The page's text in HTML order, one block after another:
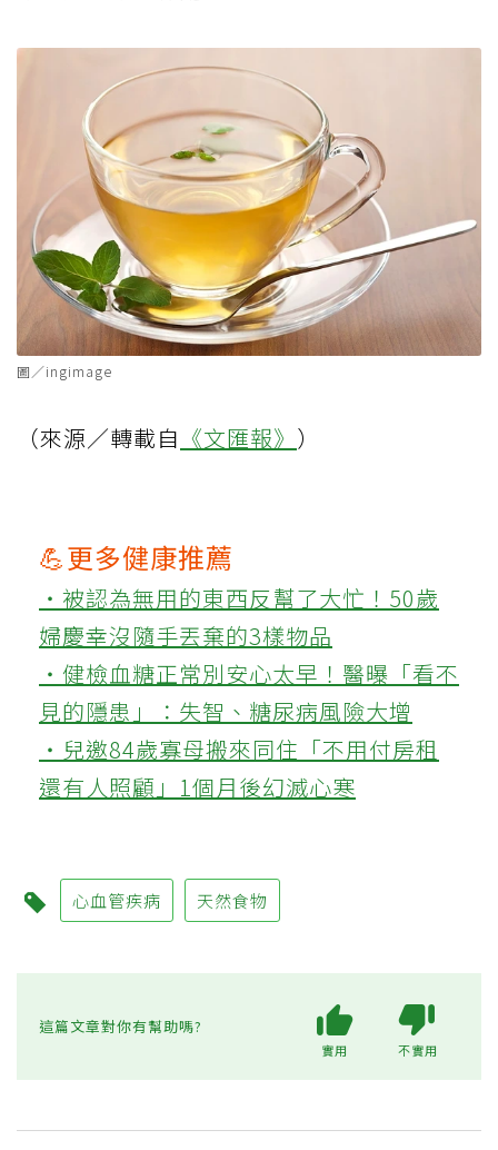
圖／ingimage
（來源／轉載自 《文匯報》 ）
💪更多健康推薦
‧被認為無用的東西反幫了大忙！50歲
婦慶幸沒隨手丟棄的3樣物品
‧健檢血糖正常別安心太早！醫曝「看不
見的隱患」：失智、糖尿病風險大增
‧兒邀84歲寡母搬來同住「不用付房租
還有人照顧」1個月後幻滅心寒
心血管疾病 天然食物
這篇文章對你有幫助嗎?
實用 不實用